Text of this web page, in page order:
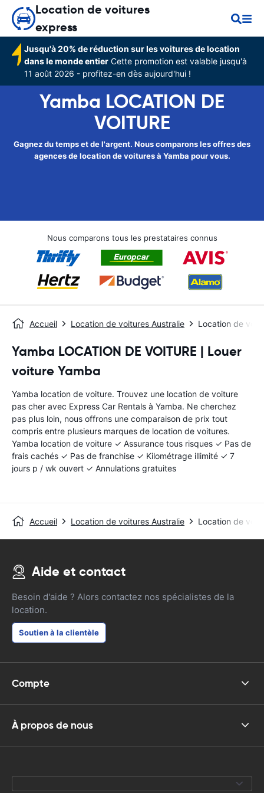
Location de voitures
express
Jusqu'à 20% de réduction sur les voitures de location
dans le monde entier Cette promotion est valable jusqu'à
11 août 2026 - profitez-en dès aujourd'hui !
Yamba LOCATION DE
VOITURE
Gagnez du temps et de l'argent. Nous comparons les offres des
agences de location de voitures à Yamba pour vous.
Nous comparons tous les prestataires connus
Accueil Location de voitures Australie Location de
Yamba LOCATION DE VOITURE | Louer
voiture Yamba
Yamba location de voiture. Trouvez une location de voiture
pas cher avec Express Car Rentals à Yamba. Ne cherchez
pas plus loin, nous offrons une comparaison de prix tout
compris entre plusieurs marques de location de voitures.
Yamba location de voiture ✓ Assurance tous risques ✓ Pas de
frais cachés ✓ Pas de franchise ✓ Kilométrage illimité ✓ 7
jours p / wk ouvert ✓ Annulations gratuites
Accueil Location de voitures Australie Location de
Aide et contact
Besoin d'aide ? Alors contactez nos spécialistes de la
location.
Soutien à la clientèle
Compte
À propos de nous